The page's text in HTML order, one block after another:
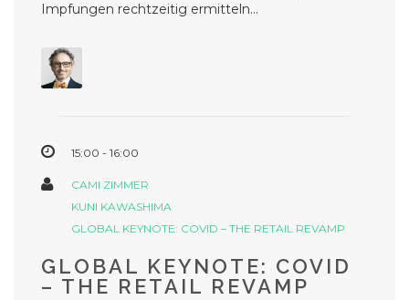
Impfungen rechtzeitig ermitteln...
15:00 - 16:00
CAMI ZIMMER
KUNI KAWASHIMA
GLOBAL KEYNOTE: COVID – THE RETAIL REVAMP
GLOBAL KEYNOTE: COVID
– THE RETAIL REVAMP